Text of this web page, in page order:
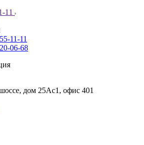
11
11-11
06-68
дом 25Аc1, офис 401